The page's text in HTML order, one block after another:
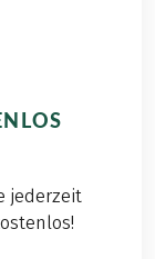
jederzeit